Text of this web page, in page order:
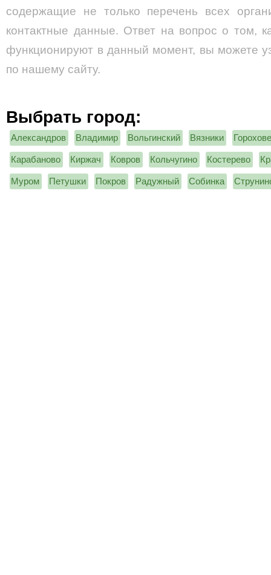
содержащие не только перечень всех
контактные данные. Ответ на вопрос о том,
функционируют в данный момент, вы можете
по нашему сайту.
Выбрать город:
Александров Владимир Вольгинский Вязники
Карабаново Киржач Ковров Кольчугино Костерево
Муром Петушки Покров Радужный Собинка